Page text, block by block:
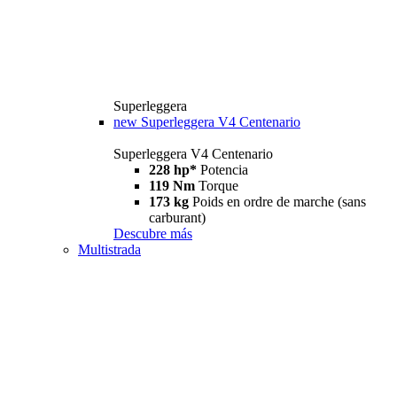
Superleggera
new Superleggera V4 Centenario
Superleggera V4 Centenario
228 hp* Potencia
119 Nm Torque
173 kg Poids en ordre de marche (sans
carburant)
Descubre más
Multistrada